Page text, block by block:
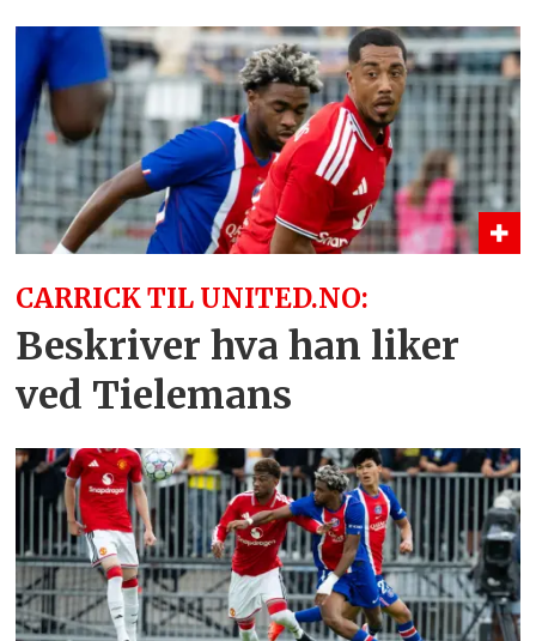
CARRICK TIL UNITED.NO:
Beskriver hva han liker
ved Tielemans